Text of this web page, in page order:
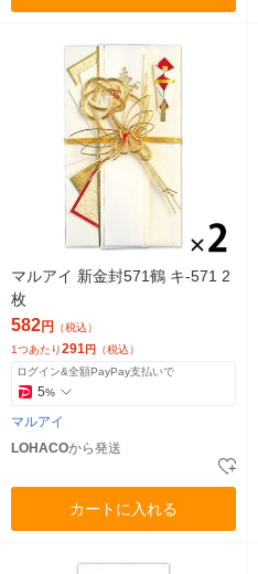
マルアイ 新金封571鶴 キ-571 2
枚
582円
（税込）
1つあたり291円 （税込）
ログイン&全額PayPay支払いで
5%
マルアイ
LOHACOから発送
カートに入れる